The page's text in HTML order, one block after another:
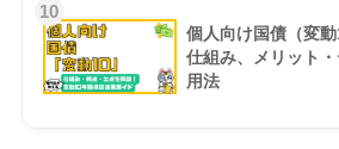
10
個人向け国債（変
仕組み、メリット
用法